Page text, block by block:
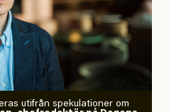
utifrån spekulationer om